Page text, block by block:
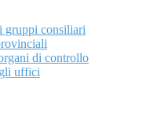
gruppi consiliari
di controllo
uffici